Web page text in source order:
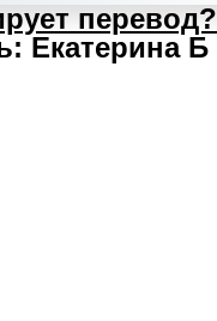
перевод?
Екатерина Б